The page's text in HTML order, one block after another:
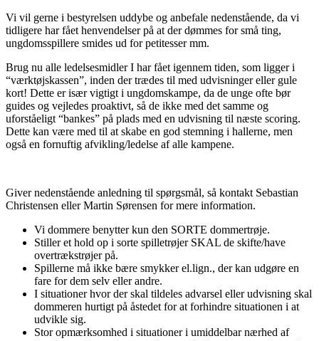
Vi vil gerne i bestyrelsen uddybe og anbefale nedenstående, da vi
tidligere har fået henvendelser på at der dømmes for små ting,
ungdomsspillere smides ud for petitesser mm.
Brug nu alle ledelsesmidler I har fået igennem tiden, som ligger i
“værktøjskassen”, inden der trædes til med udvisninger eller gule
kort! Dette er især vigtigt i ungdomskampe, da de unge ofte bør
guides og vejledes proaktivt, så de ikke med det samme og
uforståeligt “bankes” på plads med en udvisning til næste scoring.
Dette kan være med til at skabe en god stemning i hallerne, men
også en fornuftig afvikling/ledelse af alle kampene.
Giver nedenstående anledning til spørgsmål, så kontakt Sebastian
Christensen eller Martin Sørensen for mere information.
Vi dommere benytter kun den SORTE dommertrøje.
Stiller et hold op i sorte spilletrøjer SKAL de skifte/have
overtrækstrøjer på.
Spillerne må ikke bære smykker el.lign., der kan udgøre en
fare for dem selv eller andre.
I situationer hvor der skal tildeles advarsel eller udvisning skal
dommeren hurtigt på åstedet for at forhindre situationen i at
udvikle sig.
Stor opmærksomhed i situationer i umiddelbar nærhed af